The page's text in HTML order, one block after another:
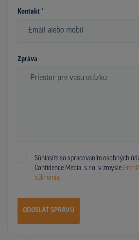
Kontakt *
Zpráva
Súhlasím so spracovaním osobných
Confidence Media, s.r.o. v zmysle
súkromia.
ODOSLAŤ SPRÁVU